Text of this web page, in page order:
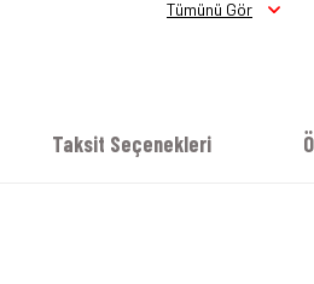
Tümünü Gör
Taksit Seçenekleri